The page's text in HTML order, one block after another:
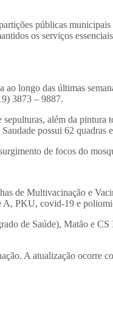
públicas
os serviços
longo das últimas
3873 – 9887.
além da pintura
possui 62 quadras
de focos do
de Multivacinação e
A, PKU, covid-19 e
de Saúde), Matão e
A atualização ocorre